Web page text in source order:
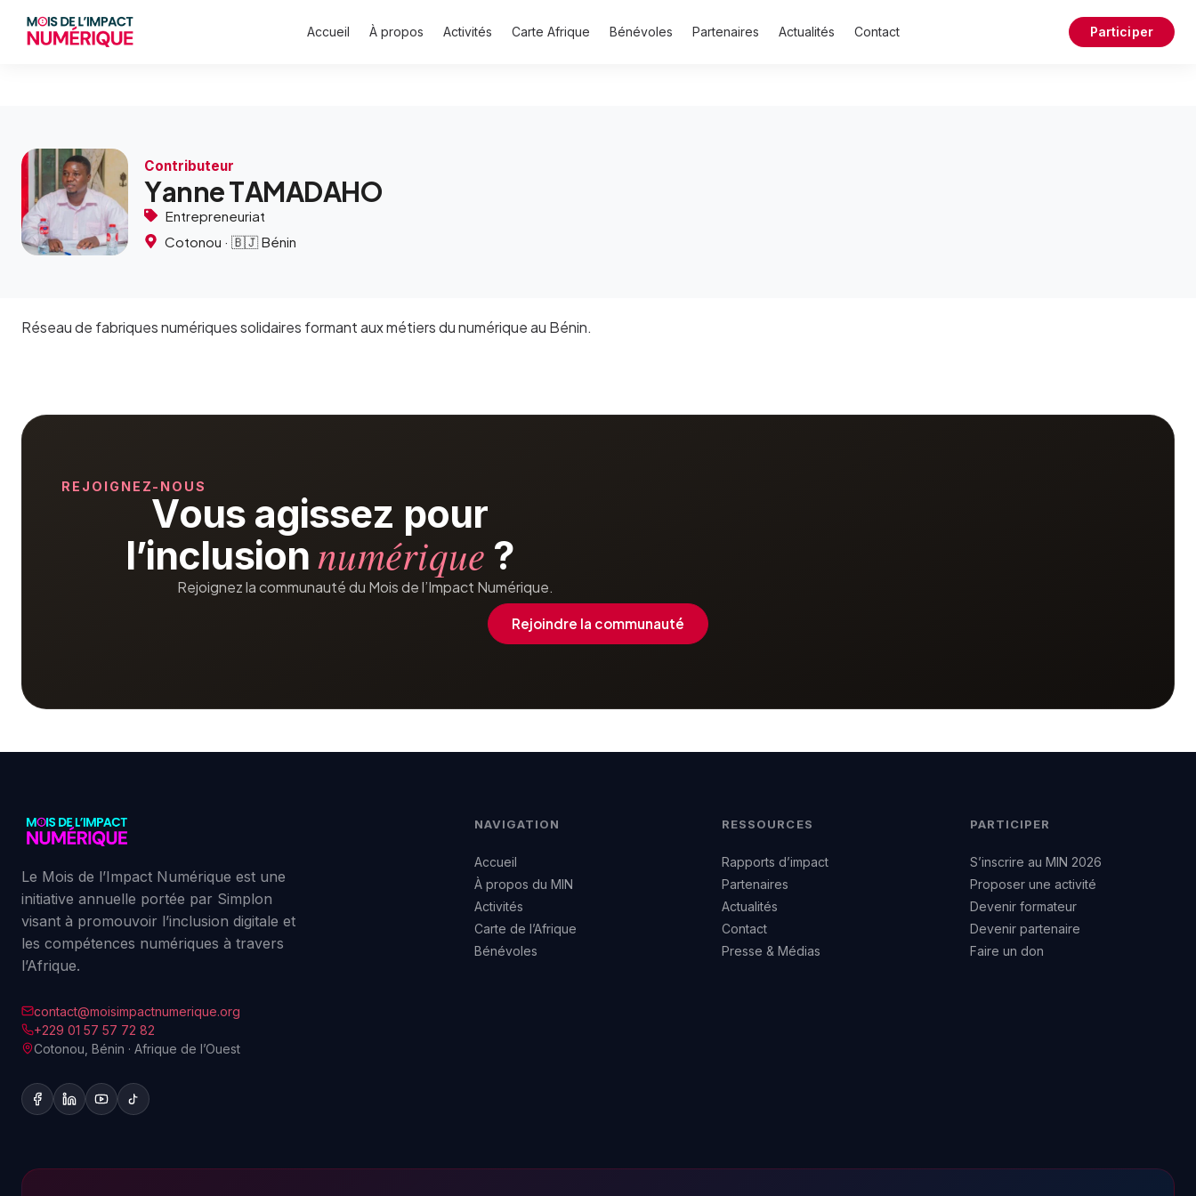
Accueil À propos Activités Carte Afrique Bénévoles Partenaires Actualités Contact Participer
Contributeur
YanneTAMADAHO
Entrepreneuriat
Cotonou · 🇧🇯 Bénin
Réseau de fabriques numériques solidaires formant aux métiers du numérique au Bénin.
REJOIGNEZ-NOUS
Vous agissez pour
l’inclusionnumérique ?
Rejoignez la communauté du Mois de l’Impact Numérique.
Rejoindre la communauté
Le Mois de l’Impact Numérique est une
initiative annuelle portée par Simplon
visant à promouvoir l’inclusion digitale et
les compétences numériques à travers
l’Afrique.
contact@moisimpactnumerique.org
+229 01 57 57 72 82
Cotonou, Bénin · Afrique de l’Ouest
NAVIGATION
Accueil
À propos du MIN
Activités
Carte de l’Afrique
Bénévoles
RESSOURCES
Rapports d’impact
Partenaires
Actualités
Contact
Presse & Médias
PARTICIPER
S’inscrire au MIN 2026
Proposer une activité
Devenir formateur
Devenir partenaire
Faire un don